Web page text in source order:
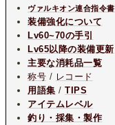
ヴァルキオン連合指令書
装備強化について
Lv60~70の手引
Lv65以降の装備更新
主要な消耗品一覧
称号 / レコード
用語集 /TIPS
アイテムレベル
釣り・採集・製作